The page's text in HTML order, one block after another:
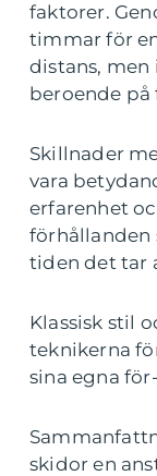
faktorer.
timmar för
distans,
beroende
Skillnader
vara
erfarenhet
förhållanden
tiden det tar
Klassisk stil
teknikerna
sina egna
skidor en